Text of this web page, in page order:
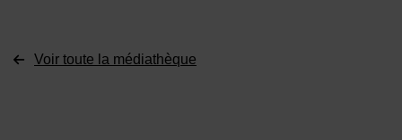
Voir toute la médiathèque